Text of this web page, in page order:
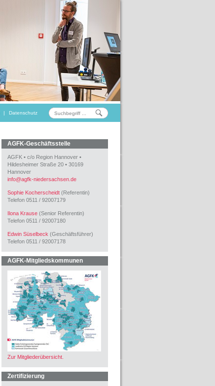
| Datenschutz
AGFK-Geschäftsstelle
AGFK • c/o Region Hannover•
Hildesheimer Straße 20• 30169
Hannover
info@agfk-niedersachsen.de
Sophie Kocherscheidt(Referentin)
Telefon 0511 / 92007179
Ilona Krause(Senior Referentin)
Telefon 0511 / 92007180
Edwin Süselbeck (Geschäftsführer)
Telefon 0511 / 92007178
AGFK-Mitgliedskommunen
Zur Mitgliederübersicht.
Zertifizierung